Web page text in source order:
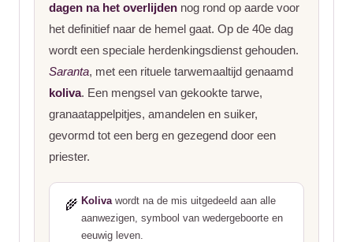
dagen na het overlijden nog rond op aarde voor
het definitief naar de hemel gaat. Op de 40e dag
wordt een speciale herdenkingsdienst gehouden.
Saranta, met een rituele tarwemaaltijd genaamd
koliva. Een mengsel van gekookte tarwe,
granaatappelpitjes, amandelen en suiker,
gevormd tot een berg en gezegend door een
priester.
🌾 Koliva wordt na de mis uitgedeeld aan alle
aanwezigen, symbool van wedergeboorte en
eeuwig leven.